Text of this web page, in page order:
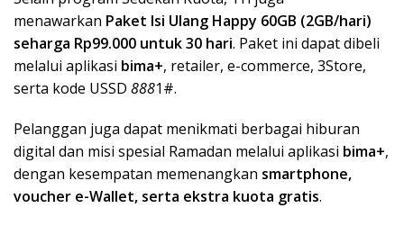
menawarkan Paket Isi Ulang Happy 60GB (2GB/hari)
seharga Rp99.000 untuk 30 hari. Paket ini dapat dibeli
melalui aplikasi bima+, retailer, e-commerce, 3Store,
serta kode USSD 8881#.
Pelanggan juga dapat menikmati berbagai hiburan
digital dan misi spesial Ramadan melalui aplikasi bima+,
dengan kesempatan memenangkan smartphone,
voucher e-Wallet, serta ekstra kuota gratis.